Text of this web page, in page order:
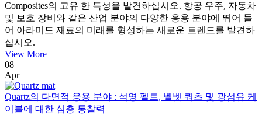
Composites의 고유 한 특성을 발견하십시오. 항공 우주, 자동차
및 보호 장비와 같은 산업 분야의 다양한 응용 분야에 뛰어 들
어 아라미드 재료의 미래를 형성하는 새로운 트렌드를 발견하
십시오.
View More
08
Apr
Quartz의 다면적 응용 분야 : 석영 펠트, 벨벳 쿼츠 및 광섬유 케
이블에 대한 심층 통찰력